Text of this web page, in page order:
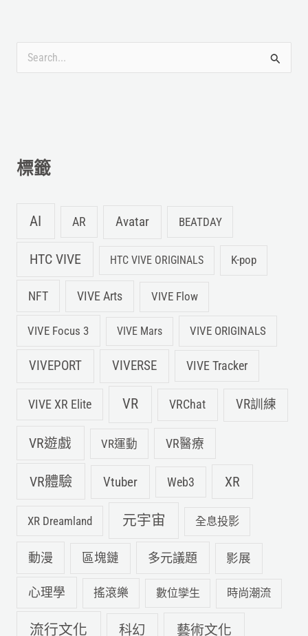
:標籤
AI AR Avatar BEATDAY
HTC VIVE HTC VIVE ORIGINALS K-pop
NFT VIVE Arts VIVE Flow
VIVE Focus 3 VIVE Mars VIVE ORIGINALS
VIVEPORT VIVERSE VIVE Tracker
VIVE XR Elite VR VRChat VR訓練
VR遊戲 VR運動 VR醫療
VR體驗 Vtuber Web3 XR
XR Dreamland 元宇宙 全息投影
動漫 區塊鏈 多元議題 影展
心理學 搖滾樂 數位孿生 時尚潮流
流行文化 科幻 藝術文化